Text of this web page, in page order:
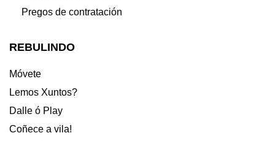
Pregos de contratación
REBULINDO
Móvete
Lemos Xuntos?
Dalle ó Play
Coñece a vila!